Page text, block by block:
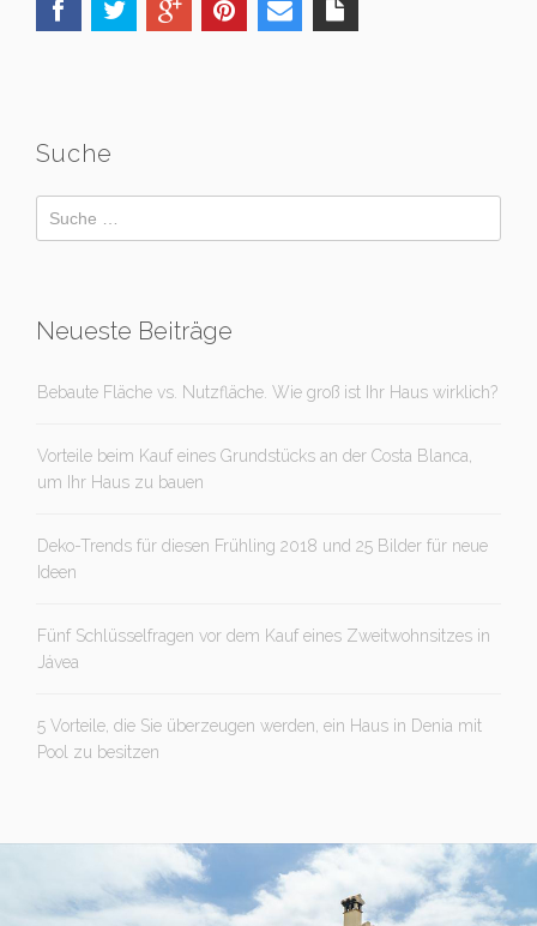
Suche
Neueste Beiträge
Bebaute Fläche vs. Nutzfläche. Wie groß ist Ihr Haus wirklich?
Vorteile beim Kauf eines Grundstücks an der Costa Blanca,
um Ihr Haus zu bauen
Deko-Trends für diesen Frühling 2018 und 25 Bilder für neue
Ideen
Fünf Schlüsselfragen vor dem Kauf eines Zweitwohnsitzes in
Jávea
5 Vorteile, die Sie überzeugen werden, ein Haus in Denia mit
Pool zu besitzen